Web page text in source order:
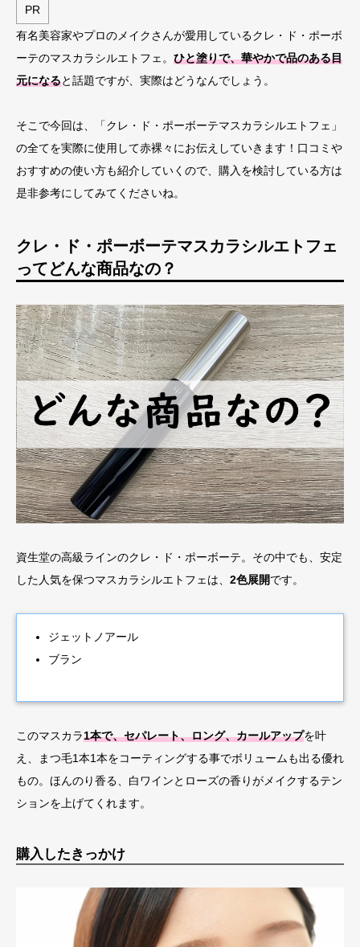
PR
有名美容家やプロのメイクさんが愛用しているクレ・ド・ポーボ
ーテのマスカラシルエトフェ。 ひと塗りで、華やかで品のある目
元になると話題ですが、実際はどうなんでしょう。
そこで今回は、「クレ・ド・ポーボーテマスカラシルエトフェ」
の全てを実際に使用して赤裸々にお伝えしていきます！口コミや
おすすめの使い方も紹介していくので、購入を検討している方は
是非参考にしてみてくださいね。
クレ・ド・ポーボーテマスカラシルエトフェ
ってどんな商品なの？
資生堂の高級ラインのクレ・ド・ポーボーテ。その中でも、安定
した人気を保つマスカラシルエトフェは、 2色展開です。
ジェットノアール
ブラン
このマスカラ1本で、セパレート、ロング、カールアップを叶
え、まつ毛1本1本をコーティングする事でボリュームも出る優れ
もの。ほんのり香る、白ワインとローズの香りがメイクするテン
ションを上げてくれます。
購入したきっかけ